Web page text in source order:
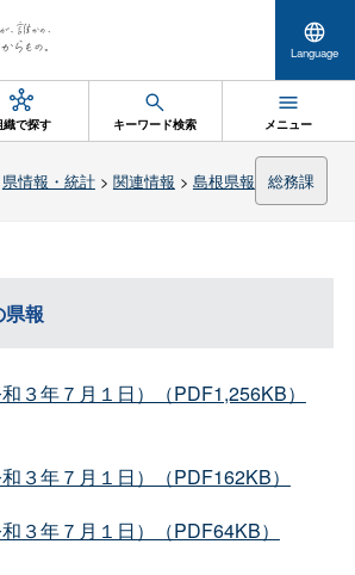
Language
織で探す キーワード検索 メニュー
県情報・統計> 関連情報 > 島根県報 総務課
報
３年７月１日）（PDF1,256KB）
３年７月１日）（PDF162KB）
３年７月１日）（PDF64KB）